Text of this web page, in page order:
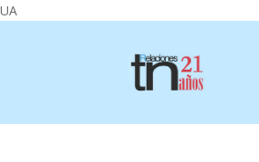
UA